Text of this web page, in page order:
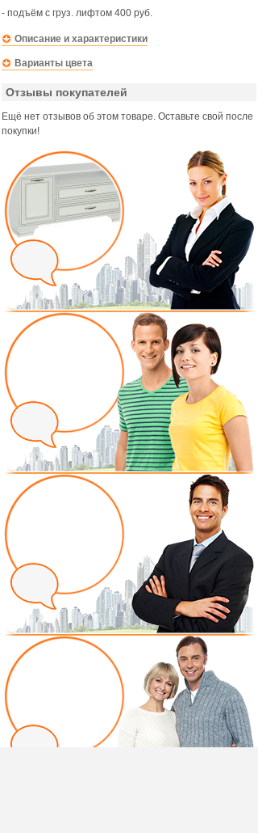
- подъём с груз. лифтом 400 руб.
Описание и характеристики
Варианты цвета
Отзывы покупателей
Ещё нет отзывов об этом товаре. Оставьте свой после
покупки!